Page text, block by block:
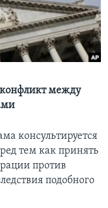
между
консультируется
тем как принять
против
подобного